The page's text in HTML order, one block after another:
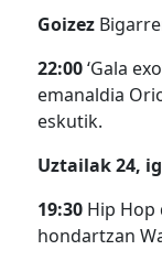
Goizez
22:00‘Gala
emanaldia
eskutik.
Uztailak 24,
19:30 Hip Hop
hondartzan